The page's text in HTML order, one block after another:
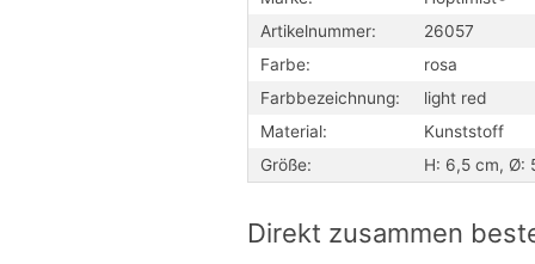
Junge mit einem kleinen Stummel
Erhältlich aus Holz oder Kunststoff
Der Hoptimist ist auch als
Artikelnummer:
26057
Farbe:
rosa
Farbbezeichnung:
light red
Material:
Kunststoff
Größe:
H: 6,5 cm, Ø:
Direkt zusammen